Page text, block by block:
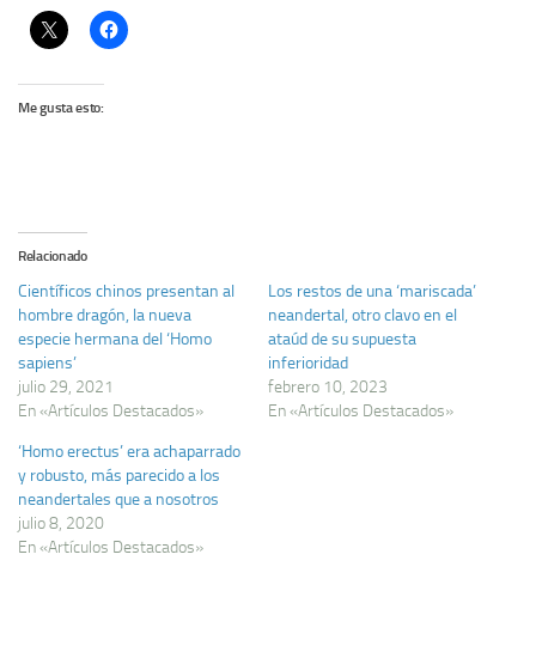
Me gusta esto:
Relacionado
Científicos chinos presentan al
hombre dragón, la nueva
especie hermana del ‘Homo
sapiens’
julio 29, 2021
En «Artículos Destacados»
Los restos de una ‘mariscada’
neandertal, otro clavo en el
ataúd de su supuesta
inferioridad
febrero 10, 2023
En «Artículos Destacados»
‘Homo erectus’ era achaparrado
y robusto, más parecido a los
neandertales que a nosotros
julio 8, 2020
En «Artículos Destacados»